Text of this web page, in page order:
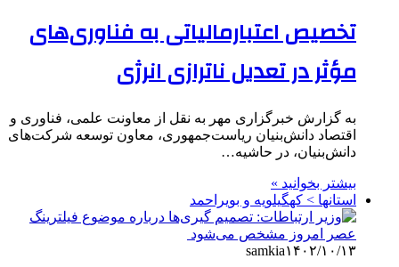
تخصیص اعتبارمالیاتی به فناوری‌های
مؤثر در تعدیل ناترازی انرژی
به گزارش خبرگزاری مهر به نقل از معاونت علمی، فناوری و
اقتصاد دانش‌بنیان ریاست‌جمهوری، معاون توسعه شرکت‌های
دانش‌بنیان، در حاشیه…
بیشتر بخوانید »
استانها > کهگیلویه و بویراحمد
samkia۱۴۰۲/۱۰/۱۳